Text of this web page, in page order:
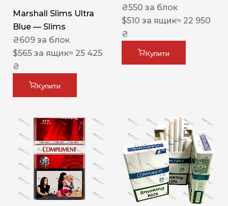
Marshall Slims Ultra
Blue — Slims
₴609 за блок
$565 за ящик≈ 25 425
₴
Купити
₴550 за блок
$510 за ящик≈ 22 950
₴
Купити